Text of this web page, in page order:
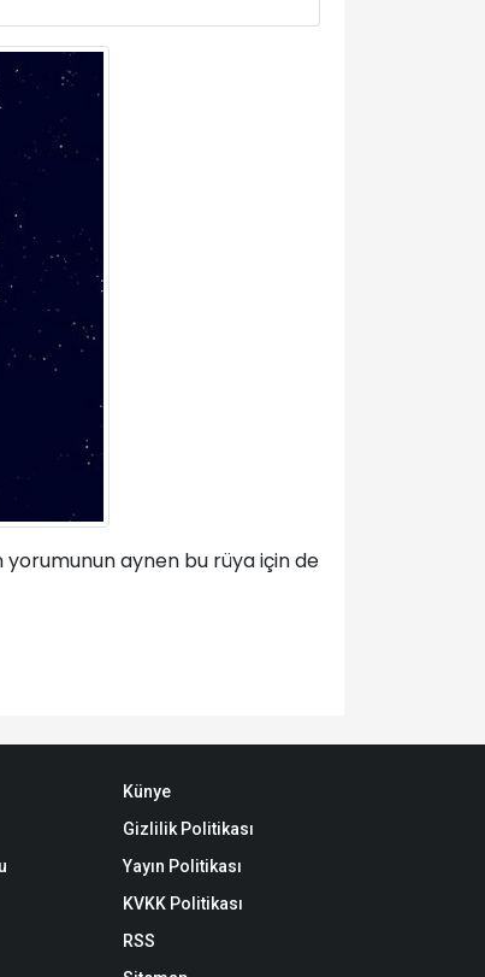
aynen bu rüya için de
Künye
Gizlilik Politikası
Yayın Politikası
KVKK Politikası
RSS